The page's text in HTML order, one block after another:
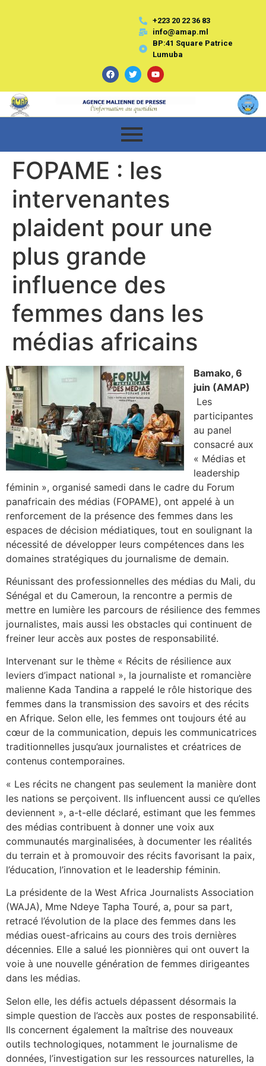
+223 20 22 36 83
info@amap.ml
BP:41 Square Patrice
Lumuba
FOPAME : les
intervenantes
plaident pour une
plus grande
influence des
femmes dans les
médias africains
Bamako, 6
juin (AMAP)
Les
participantes
au panel
consacré aux
« Médias et
leadership
féminin », organisé samedi dans le cadre du Forum
panafricain des médias (FOPAME), ont appelé à un
renforcement de la présence des femmes dans les
espaces de décision médiatiques, tout en soulignant la
nécessité de développer leurs compétences dans les
domaines stratégiques du journalisme de demain.
Réunissant des professionnelles des médias du Mali, du
Sénégal et du Cameroun, la rencontre a permis de
mettre en lumière les parcours de résilience des femmes
journalistes, mais aussi les obstacles qui continuent de
freiner leur accès aux postes de responsabilité.
Intervenant sur le thème « Récits de résilience aux
leviers d’impact national », la journaliste et romancière
malienne Kada Tandina a rappelé le rôle historique des
femmes dans la transmission des savoirs et des récits
en Afrique. Selon elle, les femmes ont toujours été au
cœur de la communication, depuis les communicatrices
traditionnelles jusqu’aux journalistes et créatrices de
contenus contemporaines.
« Les récits ne changent pas seulement la manière dont
les nations se perçoivent. Ils influencent aussi ce qu’elles
deviennent », a-t-elle déclaré, estimant que les femmes
des médias contribuent à donner une voix aux
communautés marginalisées, à documenter les réalités
du terrain et à promouvoir des récits favorisant la paix,
l’éducation, l’innovation et le leadership féminin.
La présidente de la West Africa Journalists Association
(WAJA), Mme Ndeye Tapha Touré, a, pour sa part,
retracé l’évolution de la place des femmes dans les
médias ouest-africains au cours des trois dernières
décennies. Elle a salué les pionnières qui ont ouvert la
voie à une nouvelle génération de femmes dirigeantes
dans les médias.
Selon elle, les défis actuels dépassent désormais la
simple question de l’accès aux postes de responsabilité.
Ils concernent également la maîtrise des nouveaux
outils technologiques, notamment le journalisme de
données, l’investigation sur les ressources naturelles, la